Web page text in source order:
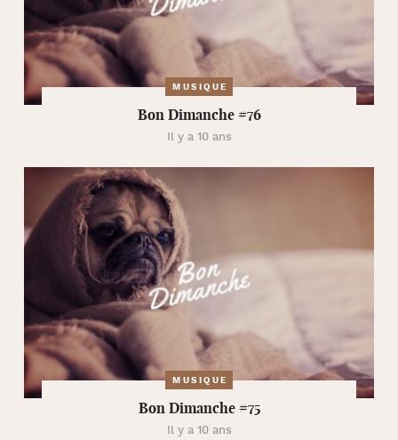
MUSIQUE
Bon Dimanche #76
Il y a 10 ans
MUSIQUE
Bon Dimanche #75
Il y a 10 ans